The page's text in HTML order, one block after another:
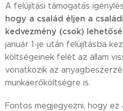
A felújítási támogatás
hogy a család éljen a
kedvezmény (csok)
január 1-je után felújításba
költségeinek felét az állam
vonatkozik az
munkaerőköltségre is.
Fontos megjegyezni, hogy ez